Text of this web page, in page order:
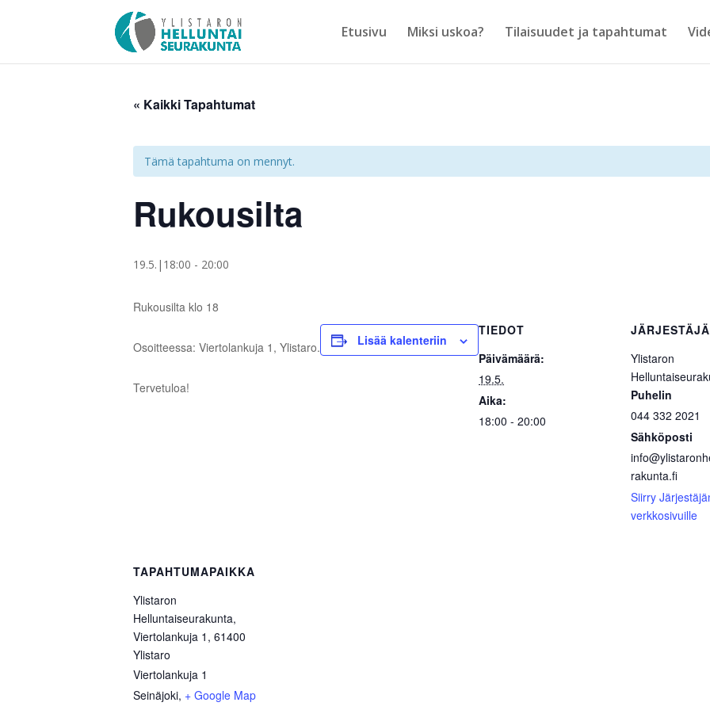
Etusivu Miksi uskoa? Tilaisuudet ja tapahtumat
« Kaikki Tapahtumat
Tämä tapahtuma on mennyt.
Rukousilta
19.5.|18:00 - 20:00
Rukousilta klo 18
Osoitteessa: Viertolankuja 1, Ylistaro.
Tervetuloa!
Lisää kalenteriin
TIEDOT
Päivämäärä:
19.5.
Aika:
18:00 - 20:00
JÄRJESTÄJÄ
Ylistaron
Puhelin
044 332 2021
Sähköposti
rakunta.fi
Siirry
verkkosivuille
TAPAHTUMAPAIKKA
Ylistaron
Helluntaiseurakunta,
Viertolankuja 1, 61400
Ylistaro
Viertolankuja 1
Seinäjoki, + Google Map